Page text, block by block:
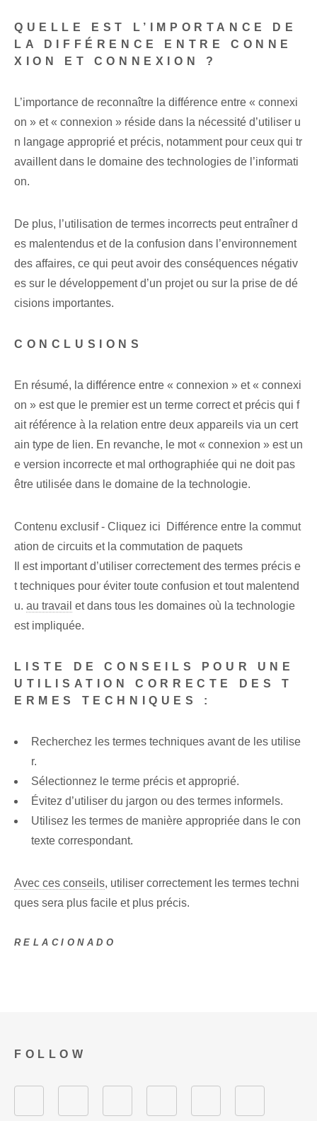
QUELLE EST L’IMPORTANCE DE
LA DIFFÉRENCE ENTRE CONNE
XION ET CONNEXION ?
L’importance de reconnaître la différence entre « connexi
on » et « connexion » réside dans la nécessité d’utiliser u
n langage approprié et précis, notamment pour ceux qui tr
availlent dans le domaine des technologies de l’informati
on.
De plus, l’utilisation de termes incorrects peut entraîner d
es malentendus et de la confusion dans l’environnement
des affaires, ce qui peut avoir des conséquences négativ
es sur le développement d’un projet ou sur la prise de dé
cisions importantes.
CONCLUSIONS
En résumé, la différence entre « connexion » et « connexi
on » est que le premier est un terme correct et précis qui f
ait référence à la relation entre deux appareils via un cert
ain type de lien. En revanche, le mot « connexion » est un
e version incorrecte et mal orthographiée qui ne doit pas
être utilisée dans le domaine de la technologie.
Contenu exclusif - Cliquez ici Différence entre la commut
ation de circuits et la commutation de paquets
Il est important d’utiliser correctement des termes précis e
t techniques pour éviter toute confusion et tout malentend
u. au travail et dans tous les domaines où la technologie
est impliquée.
LISTE DE CONSEILS POUR UNE
UTILISATION CORRECTE DES T
ERMES TECHNIQUES :
Recherchez les termes techniques avant de les utilise
r.
Sélectionnez le terme précis et approprié.
Évitez d’utiliser du jargon ou des termes informels.
Utilisez les termes de manière appropriée dans le con
texte correspondant.
Avec ces conseils, utiliser correctement les termes techni
ques sera plus facile et plus précis.
RELACIONADO
FOLLOW